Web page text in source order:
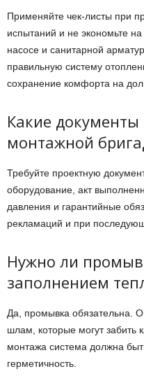
Применяйте чек-листы при
испытаний и не экономьте
насосе и санитарной
правильную систему
сохранение комфорта на
Какие
монтажной
Требуйте проектную
оборудование, акт
давления и гарантийные
рекламаций и при
Нужно ли
заполнением
Да, промывка обязательна.
шлам, которые могут забить
монтажа система должна
герметичность.